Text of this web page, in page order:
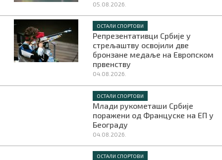
05.08.2026.
ОСТАЛИ СПОРТОВИ
Репрезентативци Србије у
стрељаштву освојили две
бронзане медаље на Европском
првенству
04.08.2026.
ОСТАЛИ СПОРТОВИ
Млади рукометаши Србије
поражени од Француске на ЕП у
Београду
04.08.2026.
ОСТАЛИ СПОРТОВИ